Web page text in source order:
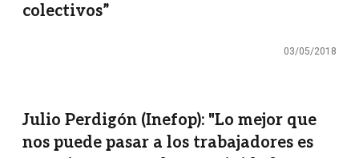
colectivos”
03/05/2018
Julio Perdigón (Inefop): "Lo mejor que
nos puede pasar a los trabajadores es